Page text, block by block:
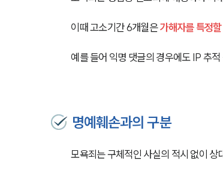
이때 고소기간 6개월은 가해자를 특정
예를 들어 익명 댓글의 경우에도 IP 추
명예훼손과의 구분
모욕죄는 구체적인 사실의 적시 없이 상